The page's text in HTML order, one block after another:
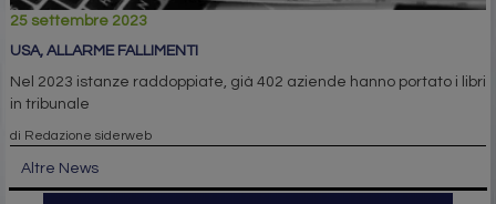
25 settembre 2023
USA, ALLARME FALLIMENTI
Nel 2023 istanze raddoppiate, già 402 aziende hanno portato i libri
in tribunale
di Redazione siderweb
Altre News